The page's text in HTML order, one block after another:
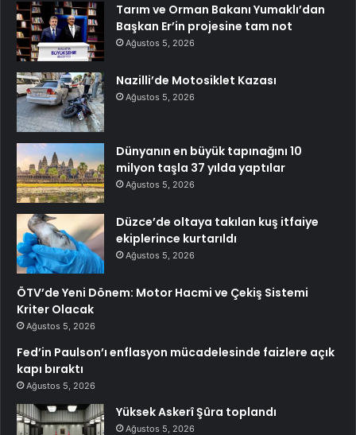
Tarım ve Orman Bakanı Yumaklı’dan
Başkan Er’in projesine tam not
Ağustos 5, 2026
Nazilli’de Motosiklet Kazası
Ağustos 5, 2026
Dünyanın en büyük tapınağını 10
milyon taşla 37 yılda yaptılar
Ağustos 5, 2026
Düzce’de oltaya takılan kuş itfaiye
ekiplerince kurtarıldı
Ağustos 5, 2026
ÖTV’de Yeni Dönem: Motor Hacmi ve Çekiş Sistemi
Kriter Olacak
Ağustos 5, 2026
Fed’in Paulson’ı enflasyon mücadelesinde faizlere açık
kapı bıraktı
Ağustos 5, 2026
Yüksek Askerî Şûra toplandı
Ağustos 5, 2026